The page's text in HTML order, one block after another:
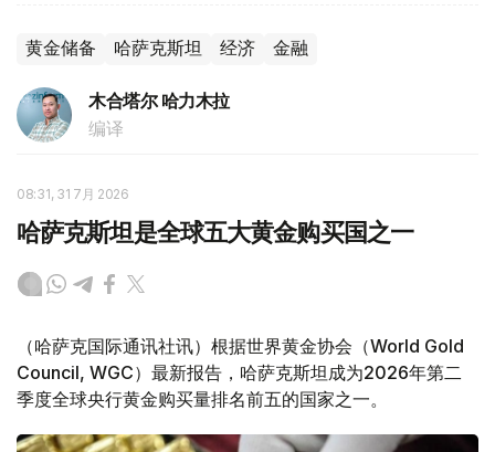
黄金储备 哈萨克斯坦 经济 金融
木合塔尔 哈力木拉
编译
08:31, 31 7月 2026
哈萨克斯坦是全球五大黄金购买国之一
（哈萨克国际通讯社讯）根据世界黄金协会（World Gold
Council, WGC）最新报告，哈萨克斯坦成为2026年第二
季度全球央行黄金购买量排名前五的国家之一。